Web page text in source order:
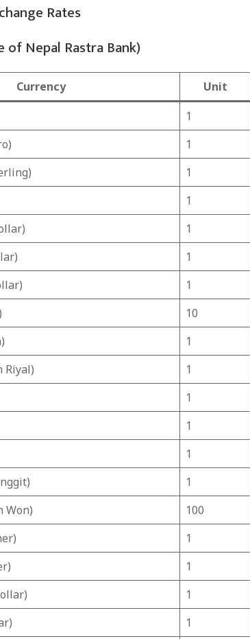
Rates
Nepal Rastra Bank)
Currency Unit
1
1
1
1
1
1
1
10
1
Riyal)
1
1
1
1
1
Won)
100
1
1
1
1